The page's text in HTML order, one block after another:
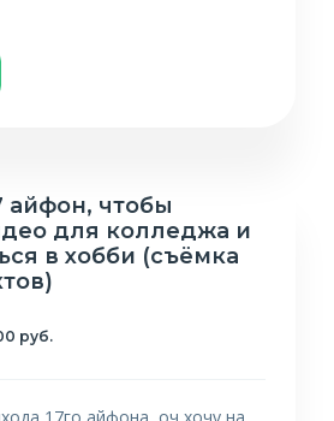
айфон, чтобы
для колледжа и
в хобби (съёмка
руб.